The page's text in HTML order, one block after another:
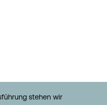
stehen wir